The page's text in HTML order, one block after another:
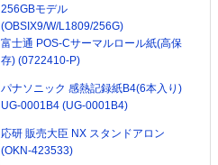
256GBモデル
(OBSIX9/W/L1809/256G)
富士通 POS-Cサーマルロール紙(高保
存) (0722410-P)
パナソニック 感熱記録紙B4(6本入り)
UG-0001B4 (UG-0001B4)
応研 販売大臣 NX スタンドアロン
(OKN-423533)